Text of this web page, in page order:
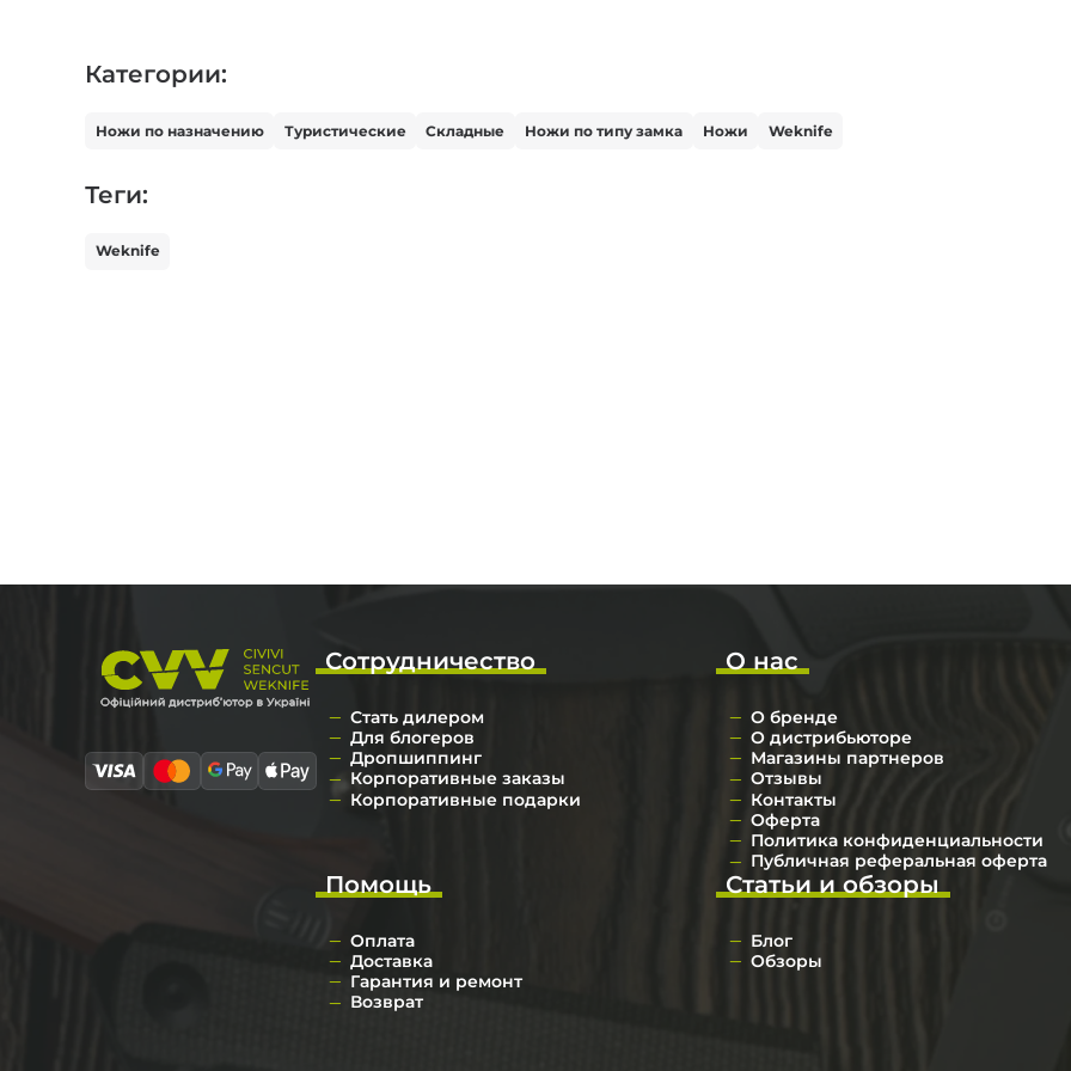
Категории:
Ножи по назначению Туристические Складные Ножи по типу замка Ножи Weknife
Теги:
Weknife
О нас
О бренде
О дистрибьюторе
Магазины партнеров
Отзывы
Контакты
Оферта
Политика конфиденциальности
Публичная реферальная оферта
Сотрудничество
Стать дилером
Для блогеров
Дропшиппинг
Корпоративные заказы
Корпоративные подарки
Статьи и обзоры
Блог
Обзоры
Помощь
Оплата
Доставка
Гарантия и ремонт
Возврат